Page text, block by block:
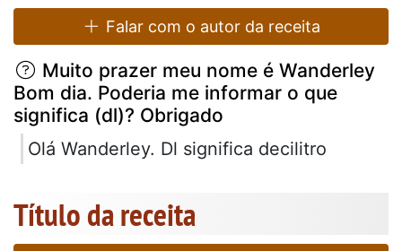
Falar com o autor da receita
Muito prazer meu nome é Wanderley
Bom dia. Poderia me informar o que
significa (dl)? Obrigado
Olá Wanderley. Dl significa decilitro
Título da receita